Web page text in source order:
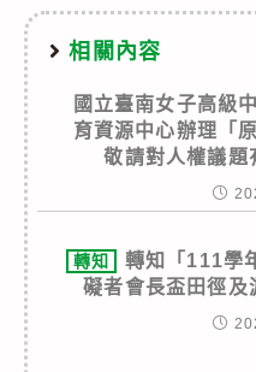
相關內容
國立臺南女子高級
育資源中心辦理「
敬請對人權議題
轉知
轉知「111學
礙者會長盃田徑及